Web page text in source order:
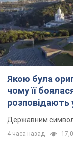
відомо про
символа 90-х
мають
За розвитком
особисте щастя
9 часов назад
У ПриватБанку
долари 1996
обмінники та
Що робити, якщо
приймають старі
11 часов назад